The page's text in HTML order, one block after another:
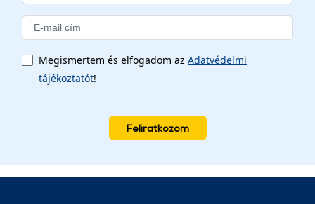
Megismertem és elfogadom az Adatvédelmi
tájékoztatót!
Feliratkozom